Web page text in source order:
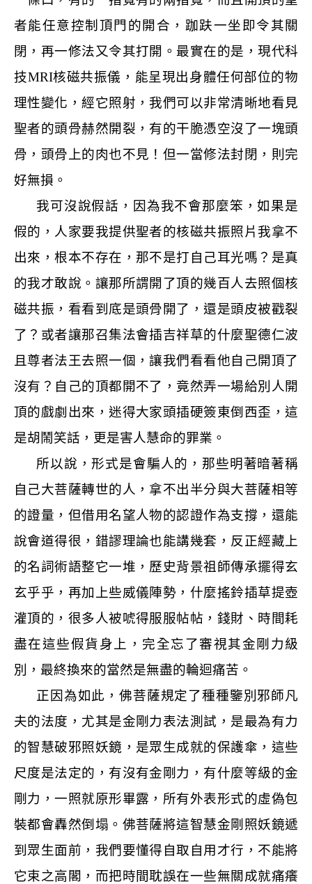
者能任意控制頂門的開合，跏趺一坐即令其關
閉，再一修法又令其打開。最實在的是，現代科
技MRI核磁共振儀，能呈現出身體任何部位的物
理性變化，經它照射，我們可以非常清晰地看見
聖者的頭骨赫然開裂，有的干脆憑空沒了一塊頭
骨，頭骨上的肉也不見！但一當修法封閉，則完
好無損。
我可沒說假話，因為我不會那麼笨，如果是
假的，人家要我提供聖者的核磁共振照片我拿不
出來，根本不存在，那不是打自己耳光嗎？是真
的我才敢說。讓那所謂開了頂的幾百人去照個核
磁共振，看看到底是頭骨開了，還是頭皮被戳裂
了？或者讓那召集法會插吉祥草的什麼聖德仁波
且尊者法王去照一個，讓我們看看他自己開頂了
沒有？自己的頂都開不了，竟然弄一場給別人開
頂的戲劇出來，迷得大家頭插硬簽東倒西歪，這
是胡鬧笑話，更是害人慧命的罪業。
所以說，形式是會騙人的，那些明著暗著稱
自己大菩薩轉世的人，拿不出半分與大菩薩相等
的證量，但借用名望人物的認證作為支撐，還能
說會道得很，錯謬理論也能講幾套，反正經藏上
的名詞術語整它一堆，歷史背景祖師傳承擺得玄
玄乎乎，再加上些威儀陣勢，什麼搖鈴插草提壺
灌頂的，很多人被唬得服服帖帖，錢財、時間耗
盡在這些假貨身上，完全忘了審視其金剛力級
別，最終換來的當然是無盡的輪迴痛苦。
正因為如此，佛菩薩規定了種種鑒別邪師凡
夫的法度，尤其是金剛力表法測試，是最為有力
的智慧破邪照妖鏡，是眾生成就的保護傘，這些
尺度是法定的，有沒有金剛力，有什麼等級的金
剛力，一照就原形畢露，所有外表形式的虛偽包
裝都會轟然倒塌。佛菩薩將這智慧金剛照妖鏡遞
到眾生面前，我們要懂得自取自用才行，不能將
它束之高閣，而把時間耽誤在一些無關成就痛癢